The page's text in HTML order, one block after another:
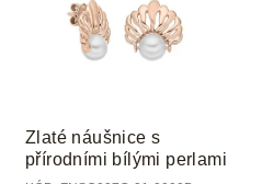
Zlaté náušnice s
přírodními bílými perlami